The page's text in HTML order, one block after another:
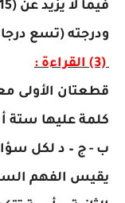
ودرجته (تسع
(3) القراءة :
كلمة عليها ستة
ب - ج – د لكل
يقيس الفهم